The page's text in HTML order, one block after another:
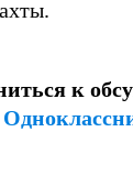
к